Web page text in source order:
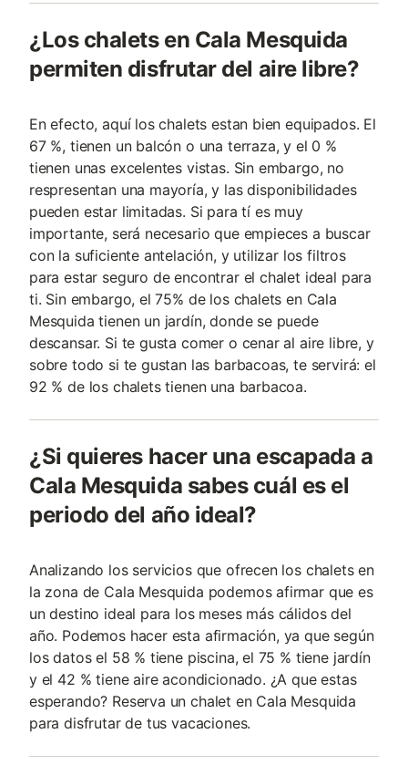
¿Los chalets en Cala Mesquida
permiten disfrutar del aire libre?
En efecto, aquí los chalets estan bien equipados. El
67 %, tienen un balcón o una terraza, y el 0 %
tienen unas excelentes vistas. Sin embargo, no
respresentan una mayoría, y las disponibilidades
pueden estar limitadas. Si para tí es muy
importante, será necesario que empieces a buscar
con la suficiente antelación, y utilizar los filtros
para estar seguro de encontrar el chalet ideal para
ti. Sin embargo, el 75% de los chalets en Cala
Mesquida tienen un jardín, donde se puede
descansar. Si te gusta comer o cenar al aire libre, y
sobre todo si te gustan las barbacoas, te servirá: el
92 % de los chalets tienen una barbacoa.
¿Si quieres hacer una escapada a
Cala Mesquida sabes cuál es el
periodo del año ideal?
Analizando los servicios que ofrecen los chalets en
la zona de Cala Mesquida podemos afirmar que es
un destino ideal para los meses más cálidos del
año. Podemos hacer esta afirmación, ya que según
los datos el 58 % tiene piscina, el 75 % tiene jardín
y el 42 % tiene aire acondicionado. ¿A que estas
esperando? Reserva un chalet en Cala Mesquida
para disfrutar de tus vacaciones.